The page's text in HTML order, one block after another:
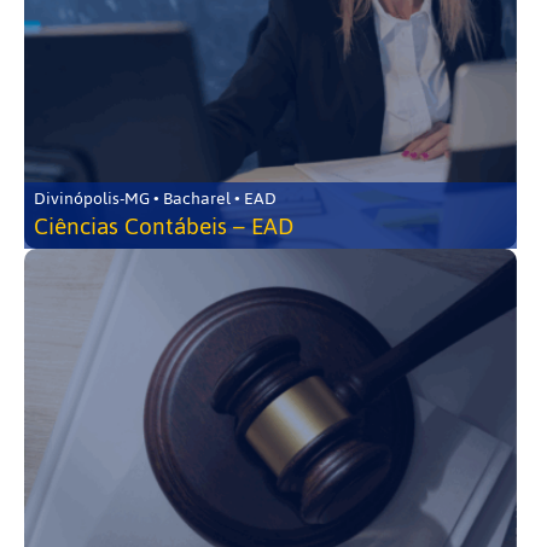
Divinópolis-MG • Bacharel • EAD
Ciências Contábeis – EAD